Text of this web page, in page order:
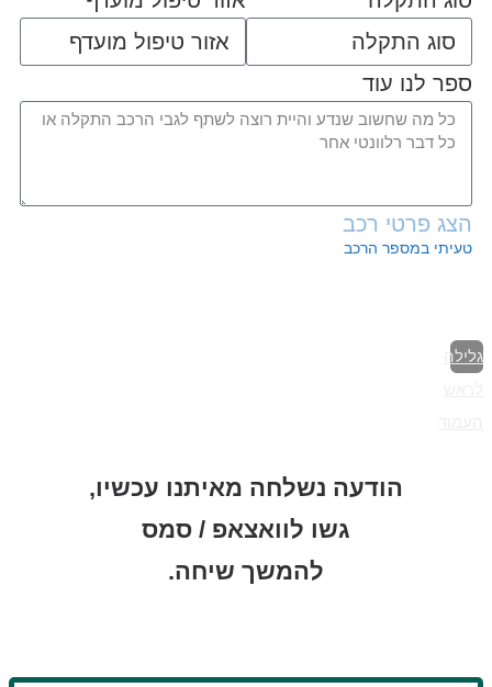
ספר לנו עוד
הצג פרטי רכב
טעיתי במספר הרכב
גלילה
הודעה נשלחה מאיתנו עכשיו,
גשו לוואצאפ / סמס
להמשך שיחה.